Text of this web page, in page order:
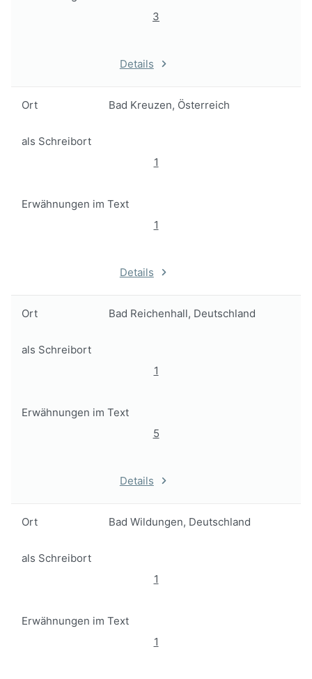
3
Details
Ort Bad Kreuzen, Österreich
als Schreibort
1
Erwähnungen im Text
1
Details
Ort Bad Reichenhall, Deutschland
als Schreibort
1
Erwähnungen im Text
5
Details
Ort Bad Wildungen, Deutschland
als Schreibort
1
Erwähnungen im Text
1